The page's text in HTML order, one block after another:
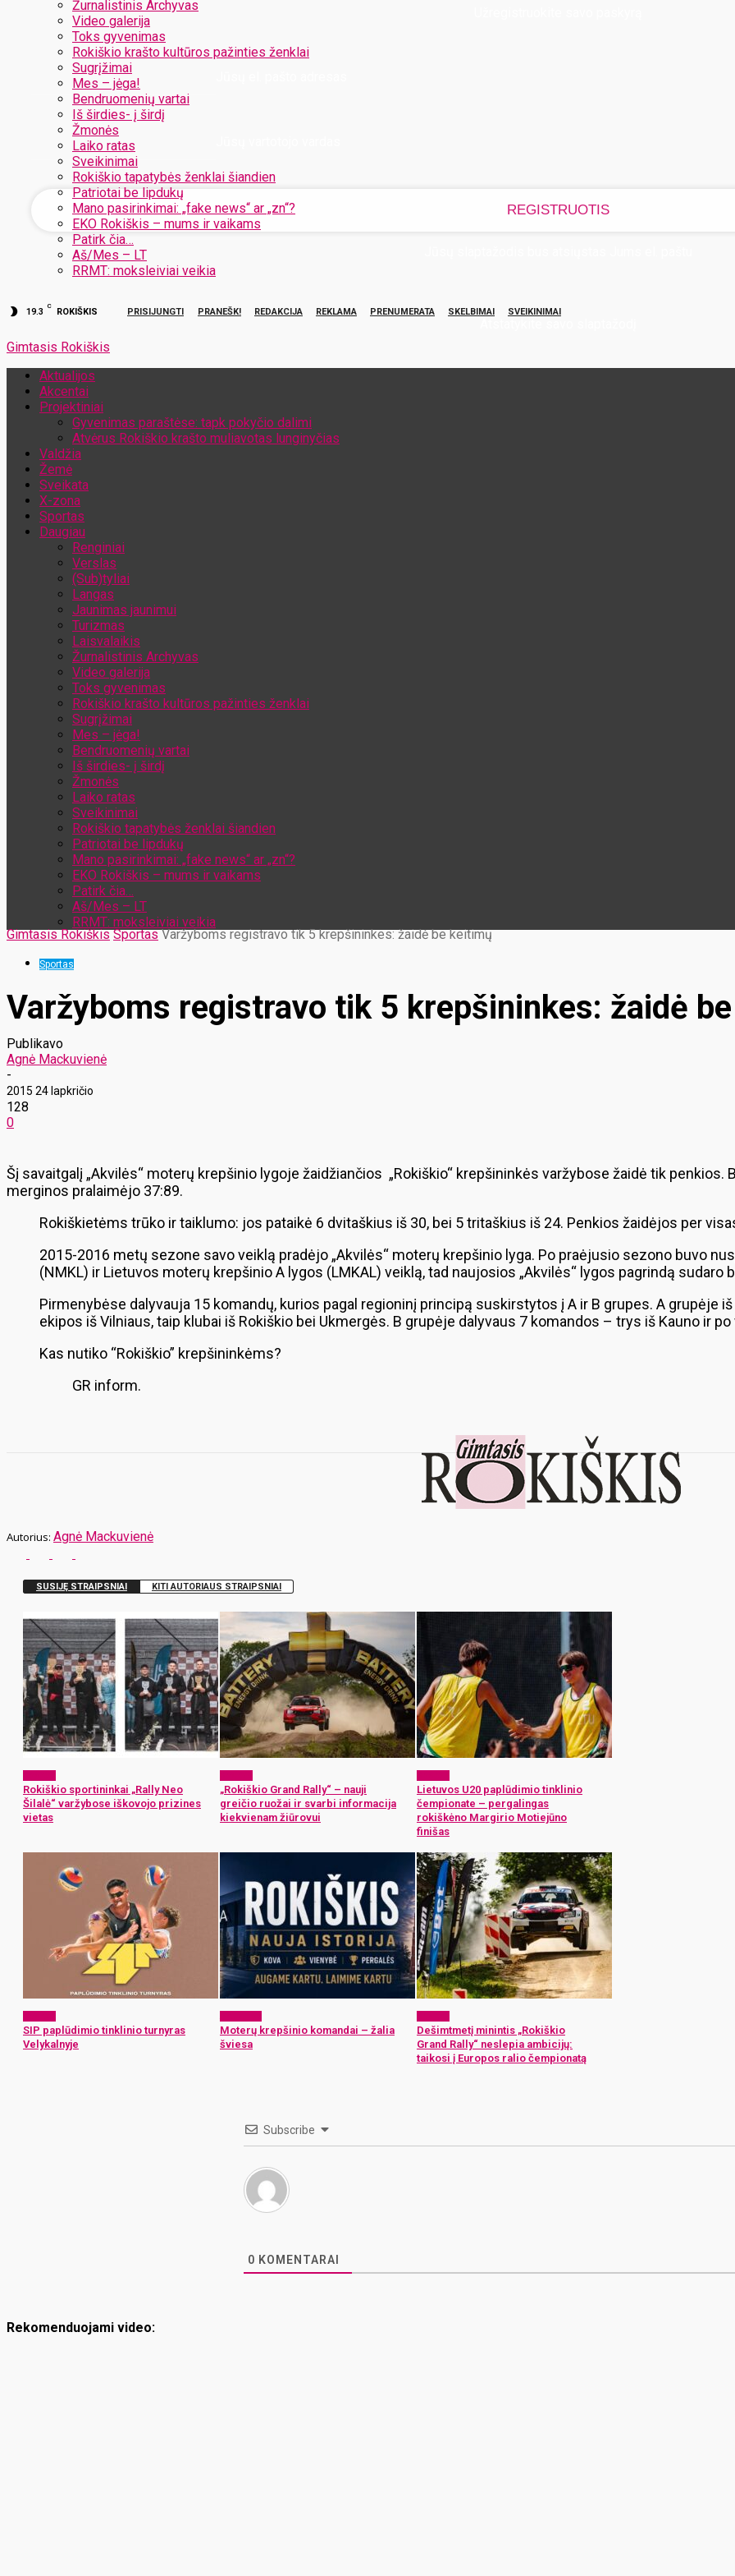
Žurnalistinis Archyvas
Video galerija
Toks gyvenimas
Rokiškio krašto kultūros pažinties ženklai
Sugrįžimai
Mes – jėga!
Bendruomenių vartai
Iš širdies- į širdį
Žmonės
Laiko ratas
Sveikinimai
Rokiškio tapatybės ženklai šiandien
Patriotai be lipdukų
Mano pasirinkimai: „fake news“ ar „zn“?
EKO Rokiškis – mums ir vaikams
Patirk čia…
Aš/Mes – LT
RRMT: moksleiviai veikia
19.3
C
ROKIŠKIS PRISIJUNGTI PRANEŠK! REDAKCIJA REKLAMA PRENUMERATA SKELBIMAI SVEIKINIMAI
Gimtasis Rokiškis
Aktualijos
Akcentai
Projektiniai
Gyvenimas paraštėse: tapk pokyčio dalimi
Atvėrus Rokiškio krašto muliavotas lunginyčias
Valdžia
Žemė
Sveikata
X-zona
Sportas
Daugiau
Renginiai
Verslas
(Sub)tyliai
Langas
Jaunimas jaunimui
Turizmas
Laisvalaikis
Žurnalistinis Archyvas
Video galerija
Toks gyvenimas
Rokiškio krašto kultūros pažinties ženklai
Sugrįžimai
Mes – jėga!
Bendruomenių vartai
Iš širdies- į širdį
Žmonės
Laiko ratas
Sveikinimai
Rokiškio tapatybės ženklai šiandien
Patriotai be lipdukų
Mano pasirinkimai: „fake news“ ar „zn“?
EKO Rokiškis – mums ir vaikams
Patirk čia…
Aš/Mes – LT
RRMT: moksleiviai veikia
Gimtasis Rokiškis Sportas Varžyboms registravo tik 5 krepšininkes: žaidė be keitimų
Sportas
Varžyboms registravo tik 5 krepšininkes: žaidė
Publikavo
Agnė Mackuvienė
-
2015 24 lapkričio
128
0
Šį savaitgalį „Akvilės“ moterų krepšinio lygoje žaidžiančios „Rokiškio“ krepšininkės varžybose žaidė tik
merginos pralaimėjo 37:89.
Rokiškietėms trūko ir taiklumo: jos pataikė 6 dvitaškius iš 30, bei 5 tritaškius iš 24. Penkios žaidėjos per
2015-2016 metų sezone savo veiklą pradėjo „Akvilės“ moterų krepšinio lyga. Po praėjusio sezono buvo
(NMKL) ir Lietuvos moterų krepšinio A lygos (LMKAL) veiklą, tad naujosios „Akvilės“ lygos pagrindą sudaro
Pirmenybėse dalyvauja 15 komandų, kurios pagal regioninį principą suskirstytos į A ir B grupes. A grupėje
ekipos iš Vilniaus, taip klubai iš Rokiškio bei Ukmergės. B grupėje dalyvaus 7 komandos – trys iš Kauno ir
Kas nutiko “Rokiškio” krepšininkėms?
GR inform.
Agnė Mackuvienė
SUSIJĘ STRAIPSNIAI KITI AUTORIAUS STRAIPSNIAI
Rokiškio sportininkai „Rally Neo
Šilalė“ varžybose iškovojo prizines
vietas
„Rokiškio Grand Rally“ – nauji
greičio ruožai ir svarbi informacija
kiekvienam žiūrovui
Lietuvos U20 paplūdimio tinklinio
čempionate – pergalingas
rokiškėno Margirio Motiejūno
finišas
SIP paplūdimio tinklinio turnyras
Velykalnyje
Moterų krepšinio komandai – žalia
šviesa
Dešimtmetį minintis „Rokiškio
Grand Rally“ neslepia ambicijų:
taikosi į Europos ralio čempionatą
Subscribe
0 KOMENTARAI
Rekomenduojami video: